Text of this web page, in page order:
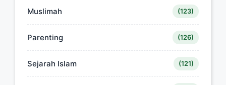
Muslimah (123)
Parenting (126)
Sejarah Islam (121)